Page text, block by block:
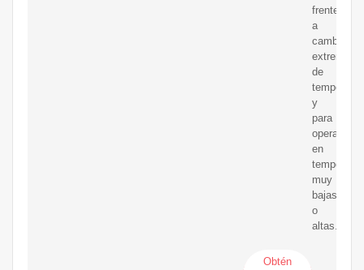
frente
a
cambios
extremos
de
y
para
operar
en
muy
bajas
o
altas.
Obtén